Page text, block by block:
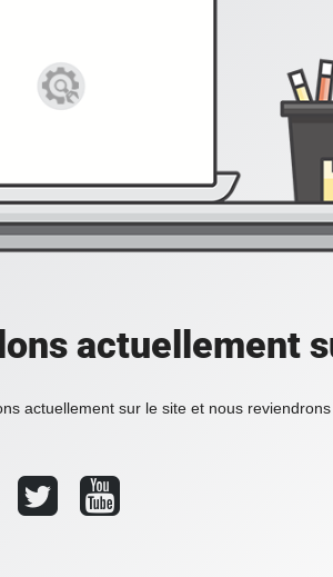
actuellement
actuellement sur le site et nous reviendrons